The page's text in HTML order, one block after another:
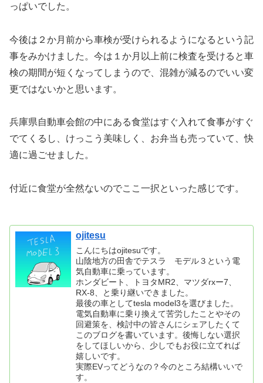
っぱいでした。
今後は２か月前から車検が受けられるようになるという記
事をみかけました。今は１か月以上前に検査を受けると車
検の期間が短くなってしまうので、混雑が減るのでいい変
更ではないかと思います。
兵庫県自動車会館の中にある食堂はすぐ入れて食事がすぐ
でてくるし、けっこう美味しく、お弁当も売っていて、快
適に過ごせました。
付近に食堂が全然ないのでここ一択といった感じです。
ojitesu
こんにちはojitesuです。
山陰地方の田舎でテスラ モデル３という電
気自動車に乗っています。
ホンダビート、トヨタMR2、マツダrxー7、
RX-8、と乗り継いできました。
最後の車としてtesla model3を選びました。
電気自動車に乗り換えて苦労したことやその
回避策を、検討中の皆さんにシェアしたくて
このブログを書いています。後悔しない選択
をしてほしいから、少しでもお役に立てれば
嬉しいです。
実際EVってどうなの？今のところ結構いいで
す。